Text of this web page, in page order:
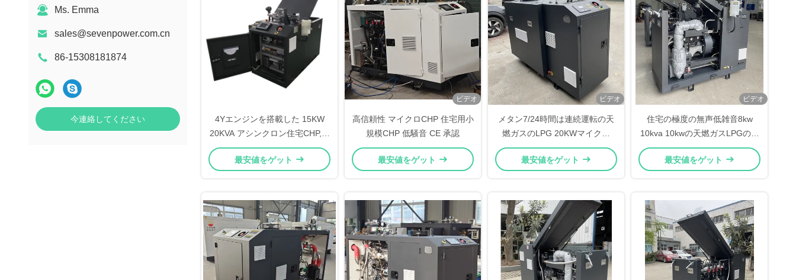
Ms. Emma
sales@sevenpower.com.cn
86-15308181874
今連絡してください
4Yエンジンを搭載した 15KW
20KVA アシンクロン住宅CHP,家
庭用コゲネレーションシステム
最安値をゲット
ビデオ
高信頼性 マイクロCHP 住宅用小
規模CHP 低騒音 CE 承認
最安値をゲット
ビデオ
メタン7/24時間は連続運転の天
燃ガスのLPG 20KWマイクロ
CHP BHKW Cogeneratorの単位
に燃料を供給する
最安値をゲット
ビデオ
住宅の極度の無声低雑音8kw
10kva 10kwの天燃ガスLPGのバ
イオガス マイクロCHP
Cogeneratorの発電機セット
最安値をゲット